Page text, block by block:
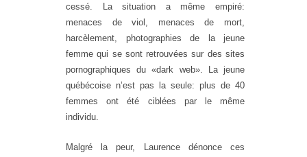
cessé. La situation a même empiré:
menaces de viol, menaces de mort,
harcèlement, photographies de la jeune
femme qui se sont retrouvées sur des sites
pornographiques du «dark web». La jeune
québécoise n’est pas la seule: plus de 40
femmes ont été ciblées par le même
individu.
Malgré la peur, Laurence dénonce ces